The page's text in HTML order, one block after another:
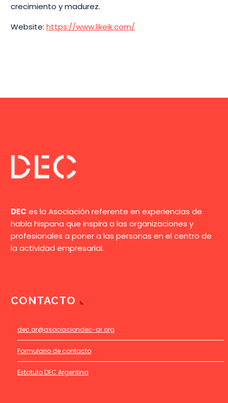
crecimiento y madurez.
Website: https://www.likeik.com/
DEC es la Asociación referente en experiencias de
habla hispana que inspira a las organizaciones y
profesionales a poner a las personas en el centro de
la actividad empresarial.
CONTACTO
dec.ar@asociaciondec-ar.org
Formulario de contacto
Estatuto DEC Argentina